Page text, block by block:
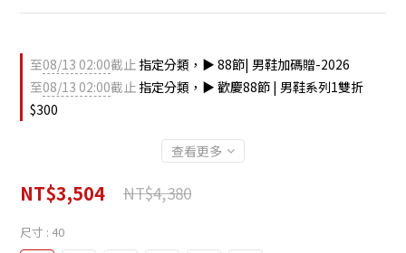
至08/13 02:00截止 指定分類，▶︎ 88節| 男鞋加碼贈-2026
至08/13 02:00截止 指定分類，▶︎ 歡慶88節 | 男鞋系列1雙折
$300
查看更多
NT$3,504 NT$4,380
尺寸 : 40